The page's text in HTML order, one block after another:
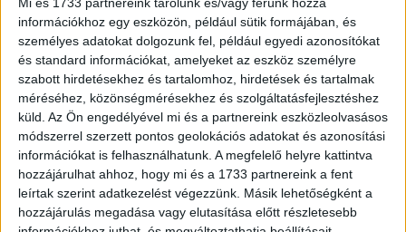
információkhoz egy eszközön, például sütik formájában, és
személyes adatokat dolgozunk fel, például egyedi azonosítókat
és standard információkat, amelyeket az eszköz személyre
szabott hirdetésekhez és tartalomhoz, hirdetések és tartalmak
méréséhez, közönségmérésekhez és szolgáltatásfejlesztéshez
küld. Az Ön engedélyével mi és a partnereink eszközleolvasásos
módszerrel szerzett pontos geolokációs adatokat és azonosítási
információkat is felhasználhatunk. A megfelelő helyre kattintva
hozzájárulhat ahhoz, hogy mi és a 1733 partnereink a fent
leírtak szerint adatkezelést végezzünk. Másik lehetőségként a
hozzájárulás megadása vagy elutasítása előtt részletesebb
gondjaira az MTV. A zenecsatornán itthon május 8-án
látható Each and Every...